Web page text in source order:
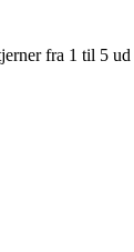
fra 1 til 5